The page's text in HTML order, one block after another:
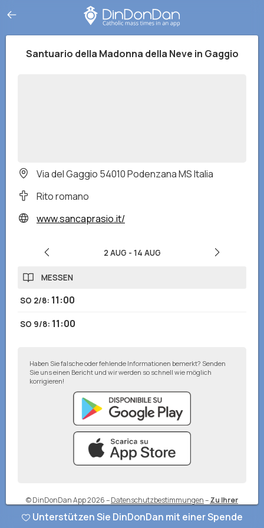
Santuario della Madonna della Neve in Gaggio
Via del Gaggio 54010 Podenzana MS Italia
Rito romano
www.sancaprasio.it/
2 AUG - 14 AUG
MESSEN
SO 2/8: 11:00
SO 9/8: 11:00
Haben Sie falsche oder fehlende Informationen bemerkt? Senden
Sie uns einen Bericht und wir werden so schnell wie möglich
korrigieren!
© DinDonDan App 2026–Datenschutzbestimmungen–Zu Ihrer
Unterstützen Sie DinDonDan mit einer Spende